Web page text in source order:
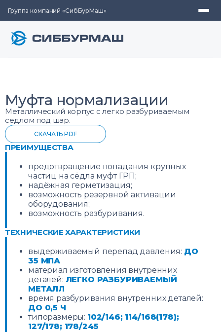
Группа компаний «СибБурМаш»
Муфта нормализации
Металлический корпус с легко разбуриваемым
седлом под шар.
СКАЧАТЬ PDF
ПРЕИМУЩЕСТВА
предотвращение попадания крупных
частиц на сёдла муфт ГРП;
надёжная герметизация;
возможность резервной активации
оборудования;
возможность разбуривания.
ТЕХНИЧЕСКИЕ ХАРАКТЕРИСТИКИ
выдерживаемый перепад давления: ДО
35 МПА
материал изготовления внутренних
деталей: ЛЕГКО РАЗБУРИВАЕМЫЙ
МЕТАЛЛ
время разбуривания внутренних деталей:
ДО 0,5 Ч
типоразмеры: 102/146; 114/168(178);
127/178; 178/245